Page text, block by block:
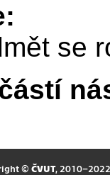
se
© ČVUT, 2010–2022